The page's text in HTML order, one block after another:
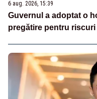
6 aug. 2026, 15:39
Guvernul a adoptat o
pregătire pentru riscuri